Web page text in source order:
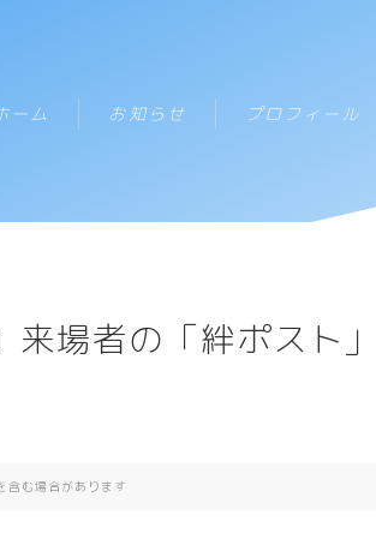
ーム お知らせ プロフィール
場者の「絆ポスト」
含む場合があります